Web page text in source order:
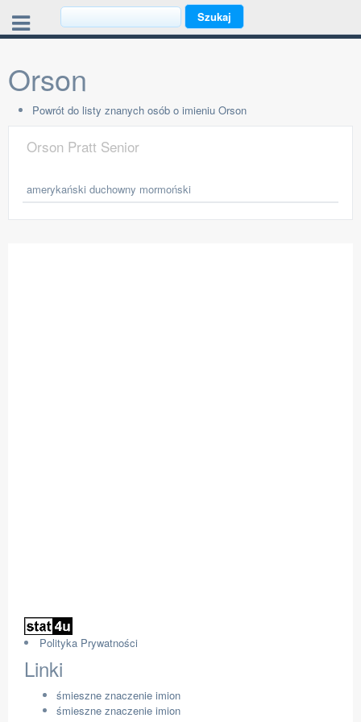
Orson
Powrót do listy znanych osób o imieniu Orson
Orson Pratt Senior
amerykański duchowny mormoński
Polityka Prywatności
Linki
śmieszne znaczenie imion
śmieszne znaczenie imion